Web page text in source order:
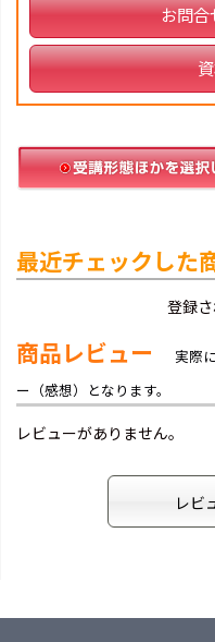
お問合
最近チェックした
登録さ
商品レビュー
実際
ー（感想）となります。
レビューがありません。
レビ